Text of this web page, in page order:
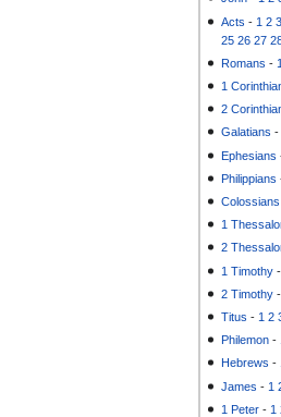
Acts - 1 2
25 26 27
Romans -
1
2
Galatians
Ephesians
Philippians
Colossians
1
2
1 Timothy
2 Timothy
Titus - 1 2
Philemon -
Hebrews -
James - 1
1 Peter - 1